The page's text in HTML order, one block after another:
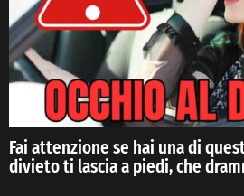
Fai attenzione se hai una di
divieto ti lascia a piedi, che